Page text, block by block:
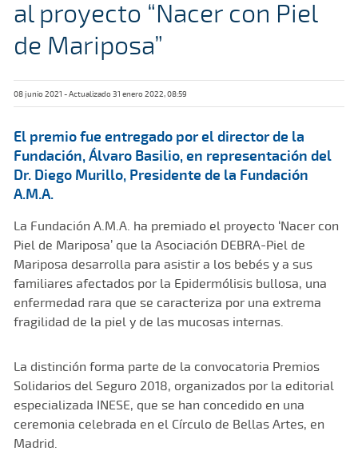
al proyecto “Nacer con Piel
de Mariposa”
08 junio 2021 - Actualizado 31 enero 2022, 08:59
El premio fue entregado por el director de la
Fundación, Álvaro Basilio, en representación del
Dr. Diego Murillo, Presidente de la Fundación
A.M.A.
La Fundación A.M.A. ha premiado el proyecto ‘Nacer con
Piel de Mariposa’ que la Asociación DEBRA-Piel de
Mariposa desarrolla para asistir a los bebés y a sus
familiares afectados por la Epidermólisis bullosa, una
enfermedad rara que se caracteriza por una extrema
fragilidad de la piel y de las mucosas internas.
La distinción forma parte de la convocatoria Premios
Solidarios del Seguro 2018, organizados por la editorial
especializada INESE, que se han concedido en una
ceremonia celebrada en el Círculo de Bellas Artes, en
Madrid.